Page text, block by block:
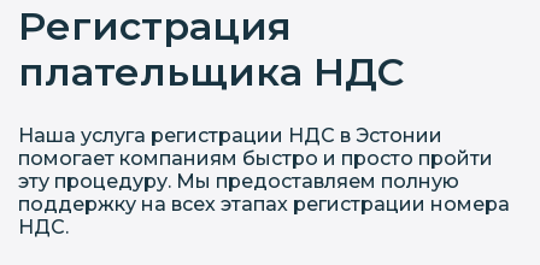
Регистрация
плательщика НДС
Наша услуга регистрации НДС в Эстонии
помогает компаниям быстро и просто пройти
эту процедуру. Мы предоставляем полную
поддержку на всех этапах регистрации номера
НДС.